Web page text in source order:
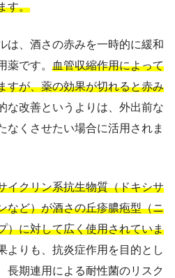
す。
は、酒さの赤みを一時的に緩和
薬です。 血管収縮作用によって
すが、薬の効果が切れると赤み
な改善というよりは、外出前な
なくさせたい場合に活用されま
イクリン系抗生物質（ドキシサ
など）が酒さの丘疹膿疱型（ニ
）に対して広く使用されていま
よりも、抗炎症作用を目的とし
長期連用による耐性菌のリスク